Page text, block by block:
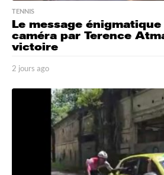
TENNIS
Le message
caméra par Terence
victoire
2 jours ago
o
u
r
s
a
o